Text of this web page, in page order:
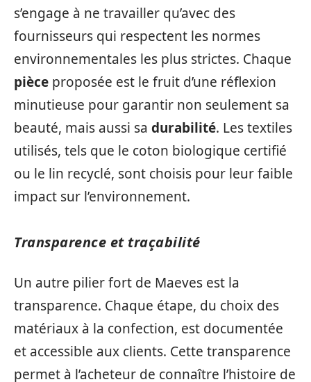
s’engage à ne travailler qu’avec des
fournisseurs qui respectent les normes
environnementales les plus strictes. Chaque
pièce proposée est le fruit d’une réflexion
minutieuse pour garantir non seulement sa
beauté, mais aussi sa durabilité. Les textiles
utilisés, tels que le coton biologique certifié
ou le lin recyclé, sont choisis pour leur faible
impact sur l’environnement.
Transparence et traçabilité
Un autre pilier fort de Maeves est la
transparence. Chaque étape, du choix des
matériaux à la confection, est documentée
et accessible aux clients. Cette transparence
permet à l’acheteur de connaître l’histoire de